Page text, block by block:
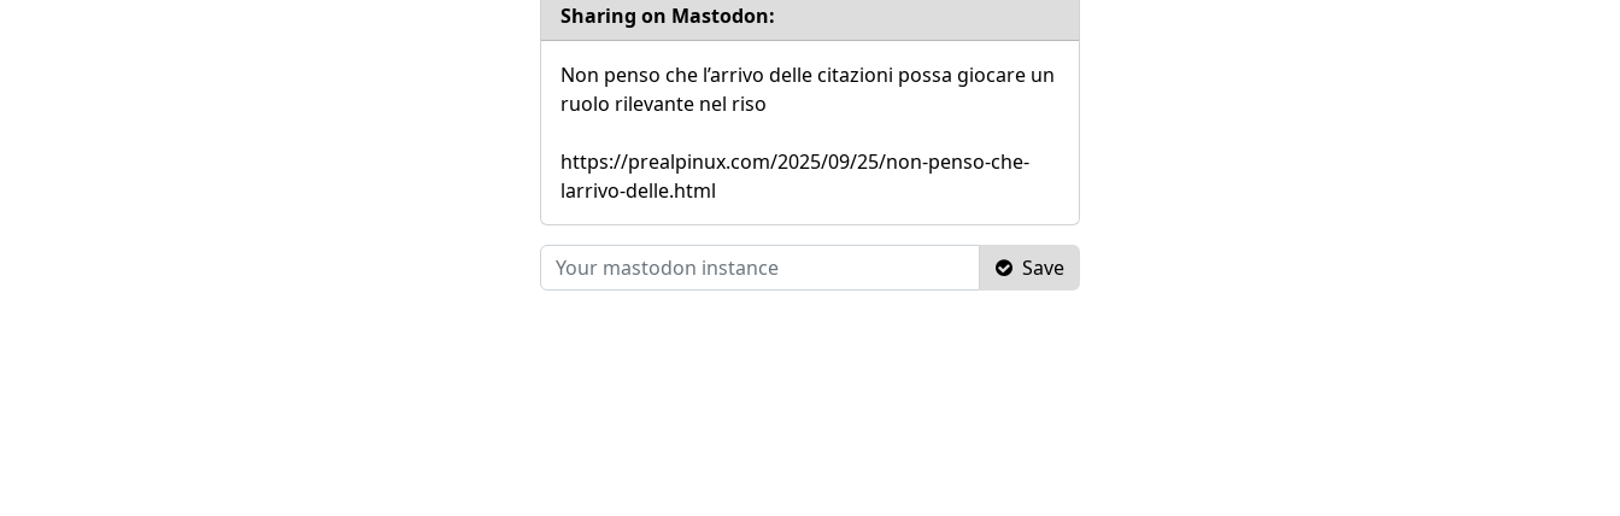
Sharing on Mastodon:
Non penso che l’arrivo delle citazioni possa giocare un
ruolo rilevante nel riso
https://prealpinux.com/2025/09/25/non-penso-che-
larrivo-delle.html
Save